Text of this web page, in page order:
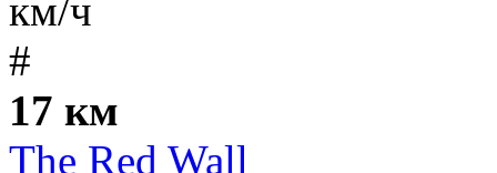
км/ч
#
17 км
The Red Wall